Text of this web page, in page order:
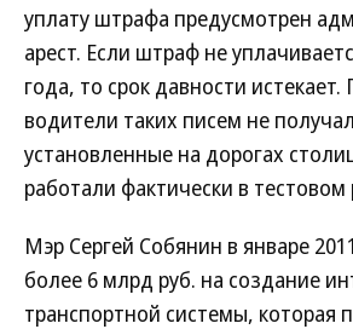
уплату штрафа предусмотрен
арест. Если штраф не
года, то срок давности
водители таких писем не
установленные на дорогах
работали фактически в
Мэр Сергей Собянин в январе
более 6 млрд руб. на создание
транспортной системы, которая